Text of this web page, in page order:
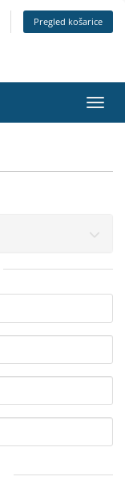
Pregled košarice